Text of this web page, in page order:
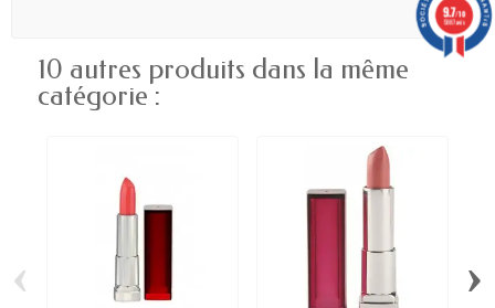
10 autres produits dans la même
catégorie :
‹ ›
9.7/10
5887 avis